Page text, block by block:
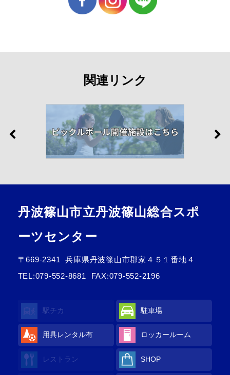
関連リンク
丹波篠山市立丹波篠山総合スポ
ーツセンター
〒669-2341
兵庫県丹波篠山市郡家４５１番地４
TEL:079-552-8681 FAX:079-552-2196
駅チカ 駐車場
用具レンタル有 ロッカールーム
レストラン SHOP